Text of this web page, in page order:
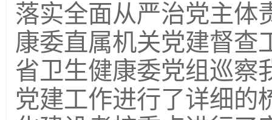
落实全面从严治党主体
康委直属机关党建督查
省卫生健康委党组巡察
党建工作进行了详细的